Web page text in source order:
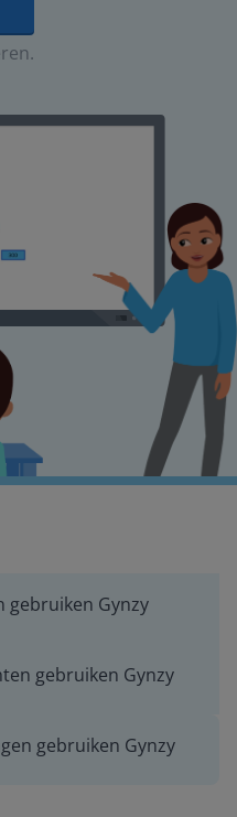
gebruiken Gynzy
gebruiken Gynzy
gebruiken Gynzy